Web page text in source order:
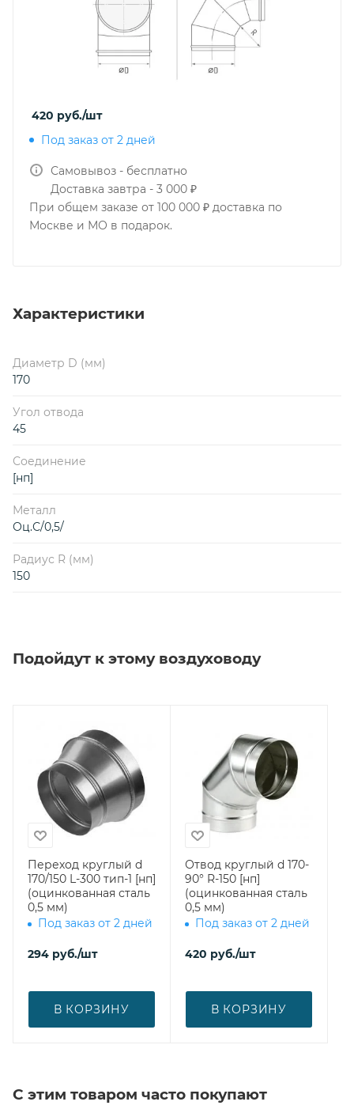
420 руб./шт
Под заказ от 2 дней
Самовывоз - бесплатно
Доставка завтра - 3 000 ₽
При общем заказе от 100 000 ₽ доставка по
Москве и МО в подарок.
Характеристики
Диаметр D (мм)
170
Угол отвода
45
Соединение
[нп]
Металл
Оц.С/0,5/
Радиус R (мм)
150
Подойдут к этому воздуховоду
Переход круглый d
170/150 L-300 тип-1 [нп]
(оцинкованная сталь
0,5 мм)
Под заказ от 2 дней
294 руб./шт
В КОРЗИНУ
Отвод круглый d 170-
90° R-150 [нп]
(оцинкованная сталь
0,5 мм)
Под заказ от 2 дней
420 руб./шт
В КОРЗИНУ
С этим товаром часто покупают